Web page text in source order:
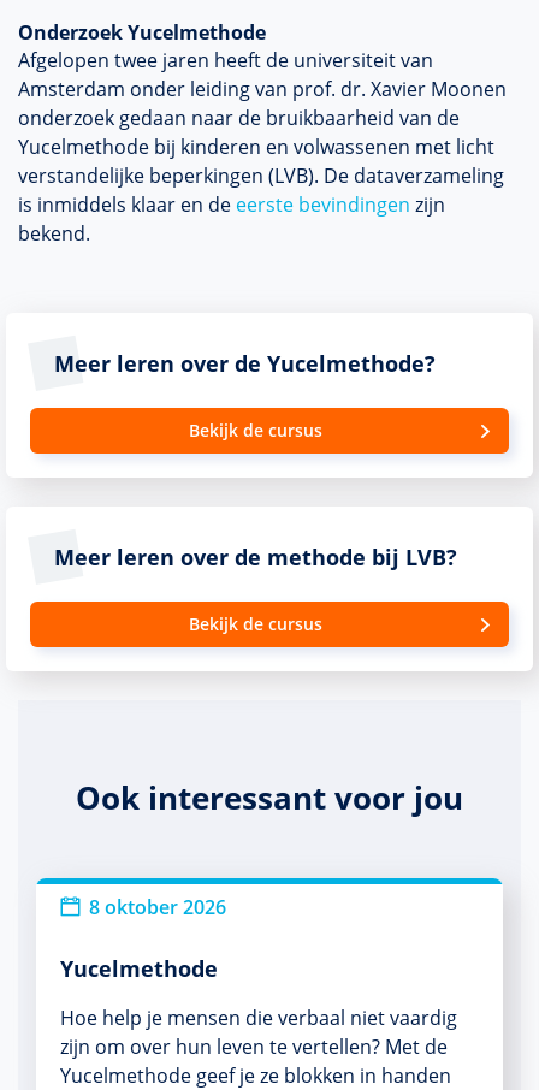
Onderzoek Yucelmethode
Afgelopen twee jaren heeft de universiteit van
Amsterdam onder leiding van prof. dr. Xavier Moonen
onderzoek gedaan naar de bruikbaarheid van de
Yucelmethode bij kinderen en volwassenen met licht
verstandelijke beperkingen (LVB). De dataverzameling
is inmiddels klaar en de eerste bevindingen zijn
bekend.
Meer leren over de Yucelmethode?
Bekijk de cursus
Meer leren over de methode bij LVB?
Bekijk de cursus
Ook interessant voor jou
8 oktober 2026
Yucelmethode
Hoe help je mensen die verbaal niet vaardig
zijn om over hun leven te vertellen? Met de
Yucelmethode geef je ze blokken in handen